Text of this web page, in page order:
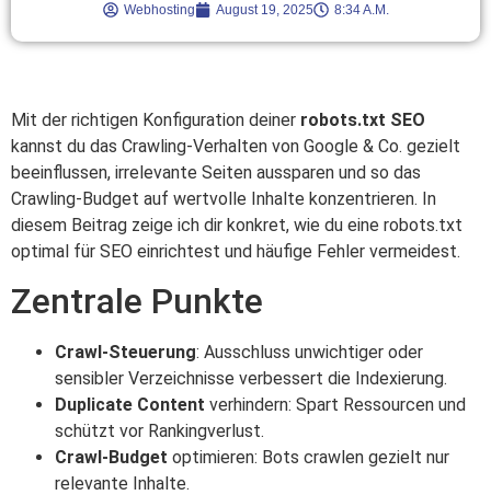
Webhosting August 19, 2025 8:34 A.m.
Mit der richtigen Konfiguration deiner robots.txt SEO
kannst du das Crawling-Verhalten von Google & Co. gezielt
beeinflussen, irrelevante Seiten aussparen und so das
Crawling-Budget auf wertvolle Inhalte konzentrieren. In
diesem Beitrag zeige ich dir konkret, wie du eine robots.txt
optimal für SEO einrichtest und häufige Fehler vermeidest.
Zentrale Punkte
Crawl-Steuerung: Ausschluss unwichtiger oder
sensibler Verzeichnisse verbessert die Indexierung.
Duplicate Content verhindern: Spart Ressourcen und
schützt vor Rankingverlust.
Crawl-Budget optimieren: Bots crawlen gezielt nur
relevante Inhalte.